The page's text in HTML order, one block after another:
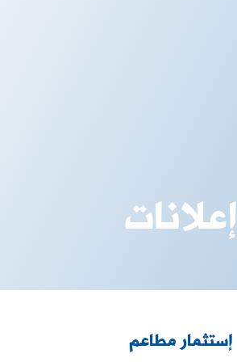
إعلانات
إستثمار مطاعم